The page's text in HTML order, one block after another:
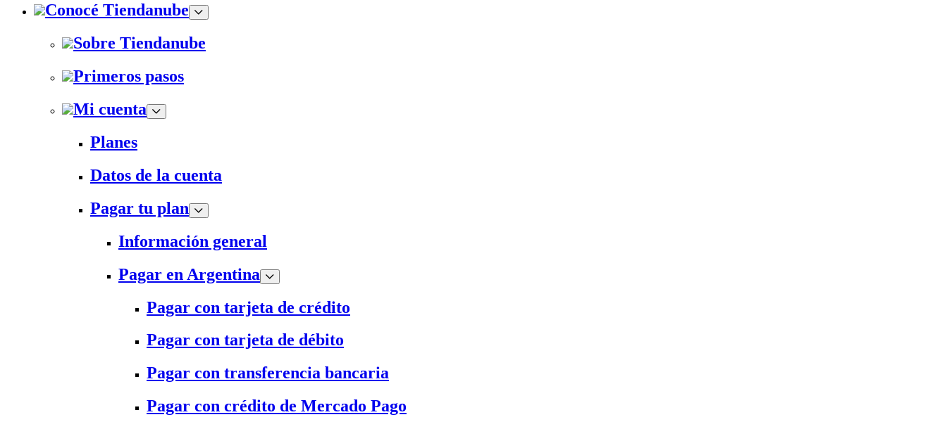
Conocé Tiendanube
Sobre Tiendanube
Primeros pasos
Mi cuenta
Planes
Datos de la cuenta
Pagar tu plan
Información general
Pagar en Argentina
Pagar con tarjeta de crédito
Pagar con tarjeta de débito
Pagar con transferencia bancaria
Pagar con crédito de Mercado Pago